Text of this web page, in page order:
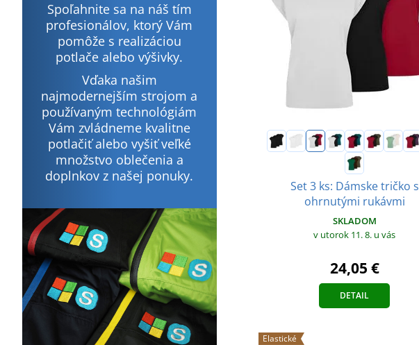
Spoľahnite sa na náš tím
profesionálov, ktorý Vám
pomôže s realizáciou
potlače alebo výšivky.
Vďaka našim
najmodernejším strojom a
používaným technológiám
Vám zvládneme kvalitne
potlačiť alebo vyšiť veľké
množstvo oblečenia a
doplnkov z našej ponuky.
Set 3 ks: Dámske tričko s
ohrnutými rukávmi
SKLADOM
v utorok 11. 8. u vás
24,05 €
DETAIL
Elastické